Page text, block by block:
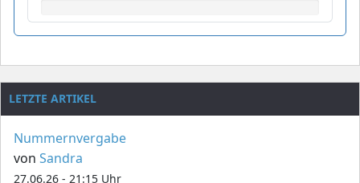
LETZTE ARTIKEL
Nummernvergabe
von Sandra
27.06.26 - 21:15 Uhr